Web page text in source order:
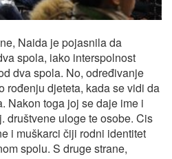
Naida je pojasnila da
spola, iako interspolnost
dva spola. No, određivanje
rođenju djeteta, kada se vidi da
Nakon toga joj se daje ime i
društvene uloge te osobe. Cis
i muškarci čiji rodni identitet
spolu. S druge strane,